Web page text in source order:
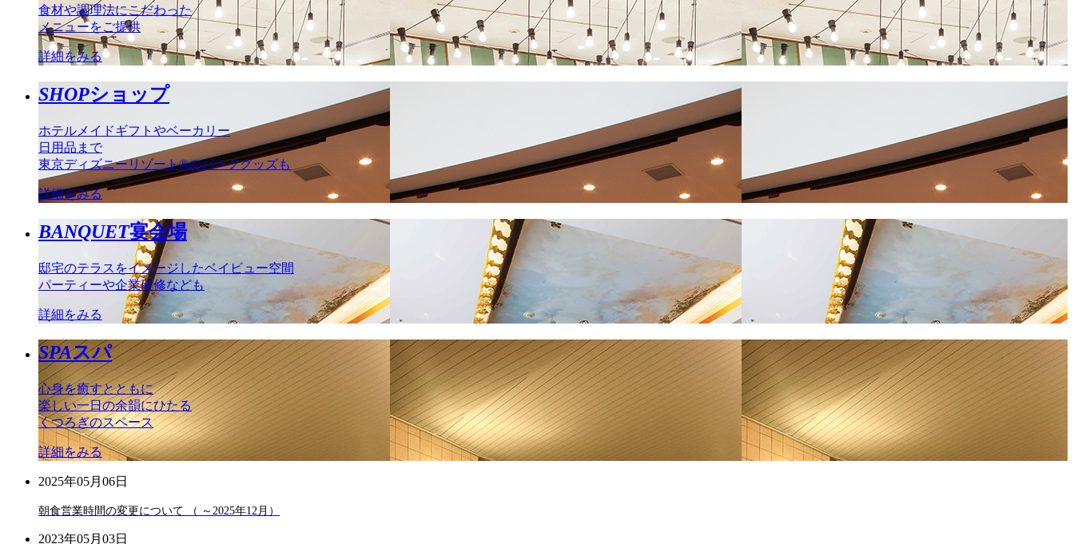
食材や調理法にこだわった
メニューをご提供
詳細をみる
SHOPショップ
ホテルメイドギフトやベーカリー
日用品まで
東京ディズニーリゾート®のパークグッズも
詳細をみる
BANQUET宴会場
邸宅のテラスをイメージしたベイビュー空間
パーティーや企業研修なども
詳細をみる
SPAスパ
心身を癒すとともに
楽しい一日の余韻にひたる
くつろぎのスペース
詳細をみる
2025年05月06日
朝食営業時間の変更について （ ～2025年12月）
2023年05月03日